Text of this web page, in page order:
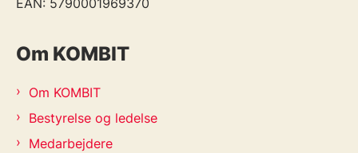
EAN: 5790001969370
Om KOMBIT
Om KOMBIT
Bestyrelse og ledelse
Medarbejdere